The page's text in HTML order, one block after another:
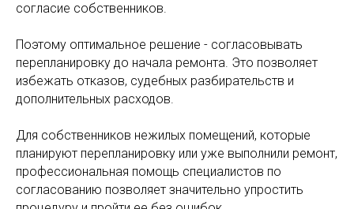
согласие собственников.
Поэтому оптимальное решение - согласовывать
перепланировку до начала ремонта. Это позволяет
избежать отказов, судебных разбирательств и
дополнительных расходов.
Для собственников нежилых помещений, которые
планируют перепланировку или уже выполнили ремонт,
профессиональная помощь специалистов по
согласованию позволяет значительно упростить